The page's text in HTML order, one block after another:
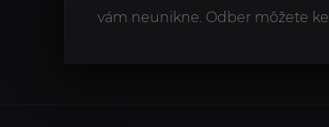
vám neunikne. Odber môžete